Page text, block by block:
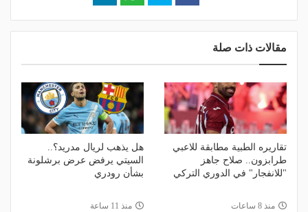
مقالات ذات صلة
تقاريره الطبية مطابقة للاعبي
طرابزون.. صلاح جاهز
"للانفجار" في الدوري التركي
منذ 8 ساعات
هل يذهب لريال مدريد؟..
السيتي يرفض عرض برشلونة
بشأن رودري
منذ 11 ساعة